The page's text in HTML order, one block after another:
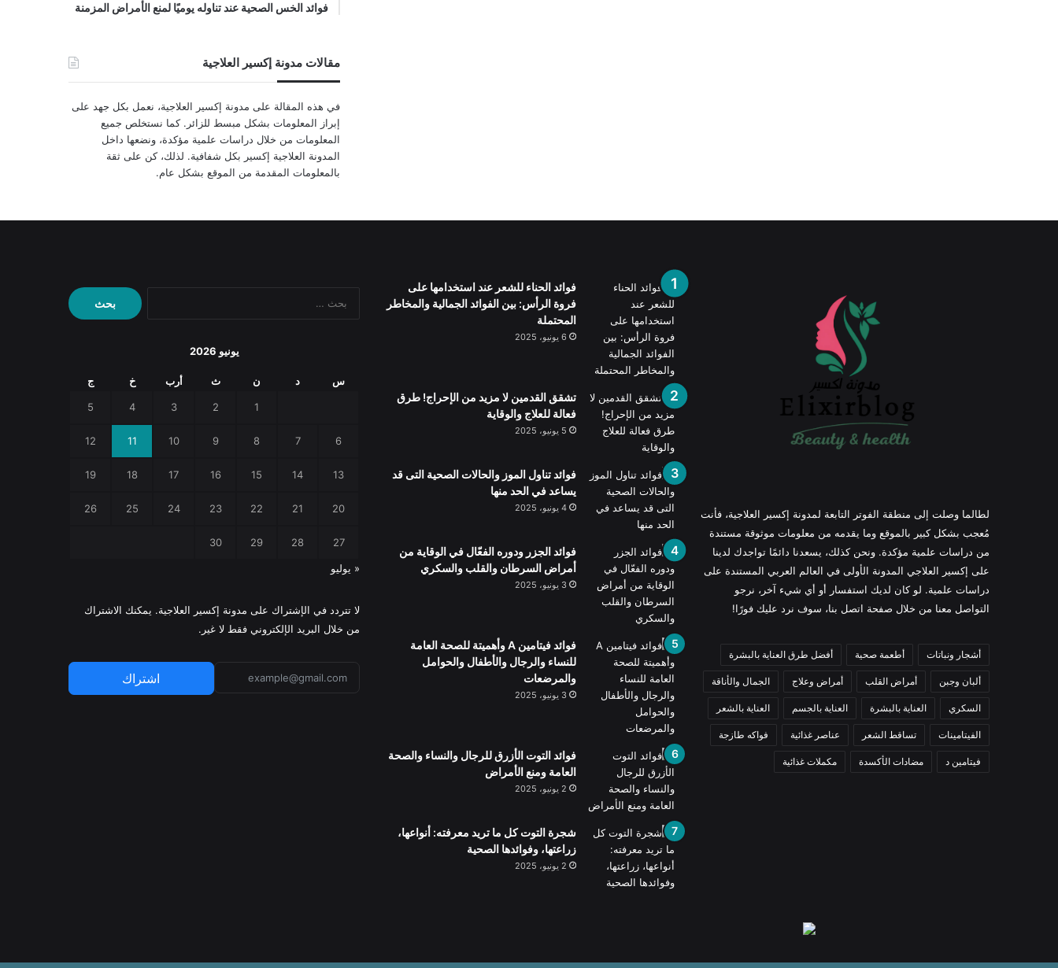
فوائد الخس الصحية عند تناوله يوميًا لمنع الأمراض المزمنة
مقالات مدونة إكسير العلاجية
في هذه المقالة على مدونة إكسير العلاجية، نعمل بكل جهد على
إبراز المعلومات بشكل مبسط للزائر. كما نستخلص جميع
المعلومات من خلال دراسات علمية مؤكدة، ونضعها داخل
المدونة العلاجية إكسير بكل شفافية. لذلك، كن على ثقة
بالمعلومات المقدمة من الموقع بشكل عام.
لطالما وصلت إلى منطقة الفوتر التابعة لمدونة إكسير العلاجية، فأنت
مُعجب بشكل كبير بالموقع وما يقدمه من معلومات موثوقة مستندة
من دراسات علمية مؤكدة. ونحن كذلك، يسعدنا دائمًا تواجدك لدينا
على إكسير العلاجي المدونة الأولى في العالم العربي المستندة على
دراسات علمية. لو كان لديك استفسار أو أي شيء آخر، نرجو
التواصل معنا من خلال صفحة اتصل بنا، سوف نرد عليك فورًا!
أشجار ونباتات أطعمة صحية أفضل طرق العناية بالبشرة
ألبان وجبن أمراض القلب أمراض وعلاج الجمال والأناقة
السكري العناية بالبشرة العناية بالجسم العناية بالشعر
الفيتامينات تساقط الشعر عناصر غذائية فواكه طازجة
فيتامين د مضادات الأكسدة مكملات غذائية
فوائد الحناء للشعر عند استخدامها على
فروة الرأس: بين الفوائد الجمالية والمخاطر
المحتملة
6 يونيو، 2025
تشقق القدمين لا مزيد من الإحراج! طرق
فعالة للعلاج والوقاية
5 يونيو، 2025
فوائد تناول الموز والحالات الصحية التى قد
يساعد في الحد منها
4 يونيو، 2025
فوائد الجزر ودوره الفعّال في الوقاية من
أمراض السرطان والقلب والسكري
3 يونيو، 2025
فوائد فيتامين A وأهميتة للصحة العامة
للنساء والرجال والأطفال والحوامل
والمرضعات
3 يونيو، 2025
فوائد التوت الأزرق للرجال والنساء والصحة
العامة ومنع الأمراض
2 يونيو، 2025
شجرة التوت كل ما تريد معرفته: أنواعها،
زراعتها، وفوائدها الصحية
2 يونيو، 2025
البحث
عن:
يونيو 2026
س د ن ث أرب خ ج
1
2
3
4
5
6
7
8
9
10
11
12
13
14
15
16
17
18
19
20
21
22
23
24
25
26
27
28
29
30
« يوليو
لا تتردد في الإشتراك على مدونة إكسير العلاجية. يمكنك الاشتراك
من خلال البريد الإلكتروني فقط لا غير.
اشتراك